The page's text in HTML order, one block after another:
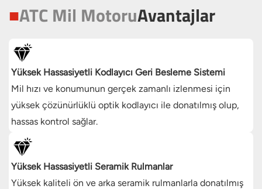
■ATC Mil MotoruAvantajlar
Yüksek Hassasiyetli Kodlayıcı Geri Besleme Sistemi
Mil hızı ve konumunun gerçek zamanlı izlenmesi için
yüksek çözünürlüklü optik kodlayıcı ile donatılmış olup,
hassas kontrol sağlar.
Yüksek Hassasiyetli Seramik Rulmanlar
Yüksek kaliteli ön ve arka seramik rulmanlarla donatılmış